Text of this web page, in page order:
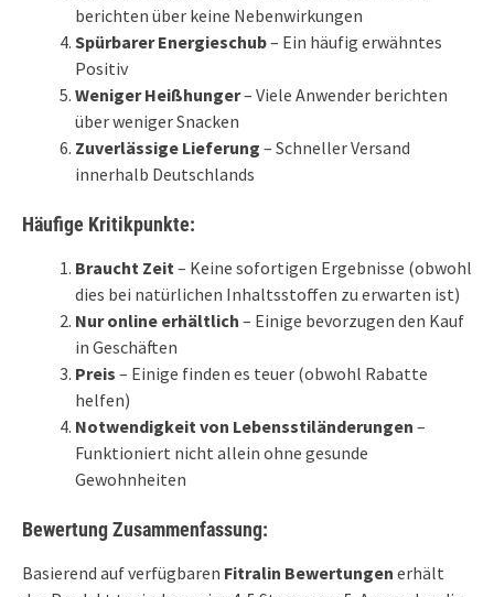
berichten über keine Nebenwirkungen
Spürbarer Energieschub– Ein häufig erwähntes
Positiv
Weniger Heißhunger– Viele Anwender berichten
über weniger Snacken
Zuverlässige Lieferung – Schneller Versand
innerhalb Deutschlands
Häufige Kritikpunkte:
Braucht Zeit – Keine sofortigen Ergebnisse (obwohl
dies bei natürlichen Inhaltsstoffen zu erwarten ist)
Nur online erhältlich – Einige bevorzugen den Kauf
in Geschäften
Preis – Einige finden es teuer (obwohl Rabatte
helfen)
Notwendigkeit von Lebensstiländerungen –
Funktioniert nicht allein ohne gesunde
Gewohnheiten
Bewertung Zusammenfassung:
Basierend auf verfügbaren Fitralin Bewertungen erhält